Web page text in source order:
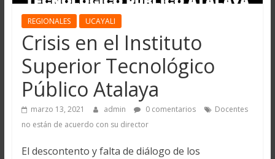
REGIONALES UCAYALI
Crisis en el Instituto
Superior Tecnológico
Público Atalaya
marzo 13, 2021 admin 0 comentarios
Docentes
no están de acuerdo con su director
El descontento y falta de diálogo de los